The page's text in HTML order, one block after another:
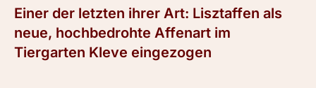
Einer der letzten ihrer Art: Lisztaffen als
neue, hochbedrohte Affenart im
Tiergarten Kleve eingezogen